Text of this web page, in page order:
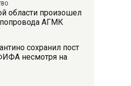
области произошел
АГМК
сохранил пост
несмотря на